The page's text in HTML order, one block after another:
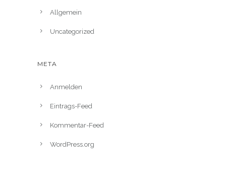
Allgemein
Uncategorized
META
Anmelden
Eintrags-Feed
Kommentar-Feed
WordPress.org